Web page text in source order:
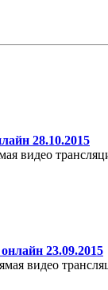
28.10.2015
видео
23.09.2015
видео